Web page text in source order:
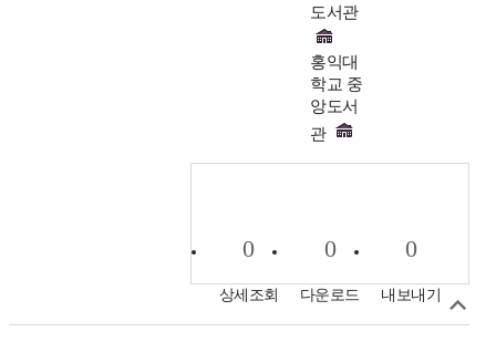
도서관
홍익대
학교 중
앙도서
관
0
상세조회
0
다운로드
0
내보내기